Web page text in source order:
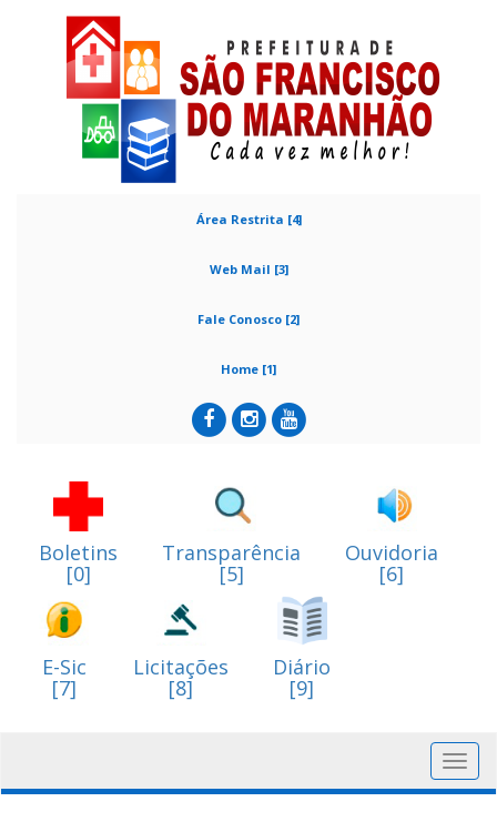
Área Restrita [4]
Web Mail [3]
Fale Conosco [2]
Home [1]
Boletins
[0]
Transparência
[5]
Ouvidoria
[6]
E-Sic
[7]
Licitações
[8]
Diário
[9]